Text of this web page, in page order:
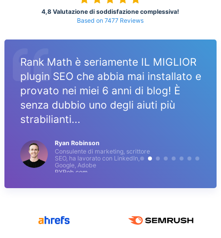
4,8 Valutazione di soddisfazione complessiva!
Based on 7477 Reviews
Rank Math è seriamente IL MIGLIOR
plugin SEO che abbia mai installato e
provato nei miei 6 anni di blog! È
senza dubbio uno degli aiuti più
strabilianti...
Ryan Robinson
Consulente di marketing, scrittore
SEO, ha lavorato con LinkedIn,
Google, Adobe
RYRob.com